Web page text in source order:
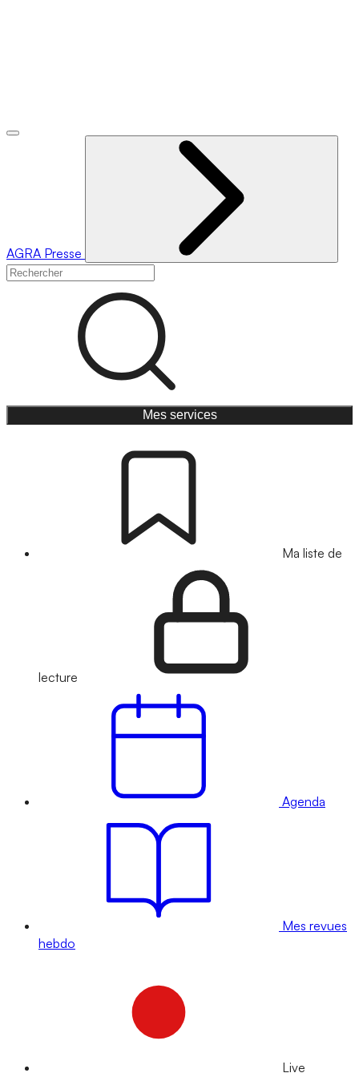
AGRA Presse
Mes services
Ma liste de
lecture
Agenda
Mes revues
hebdo
Live